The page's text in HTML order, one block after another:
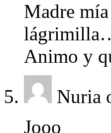
Madre
Animo y
Nuria
Jooo